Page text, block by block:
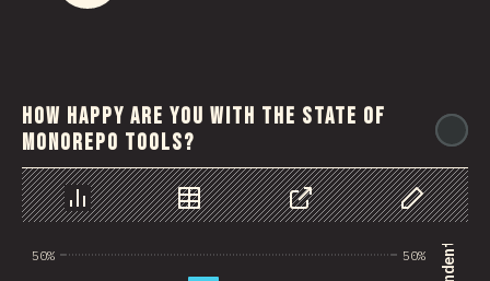
How happy are you with the state of
monorepo tools?
Chart Data Share Customize
50%
50%